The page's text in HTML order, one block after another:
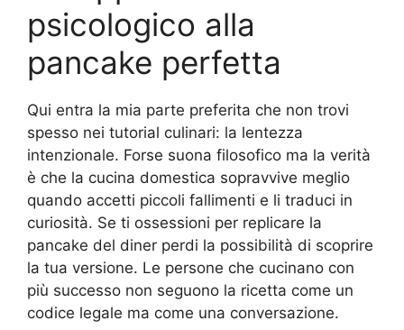
psicologico alla
pancake perfetta
Qui entra la mia parte preferita che non trovi
spesso nei tutorial culinari: la lentezza
intenzionale. Forse suona filosofico ma la verità
è che la cucina domestica sopravvive meglio
quando accetti piccoli fallimenti e li traduci in
curiosità. Se ti ossessioni per replicare la
pancake del diner perdi la possibilità di scoprire
la tua versione. Le persone che cucinano con
più successo non seguono la ricetta come un
codice legale ma come una conversazione.